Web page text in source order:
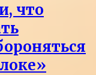
что